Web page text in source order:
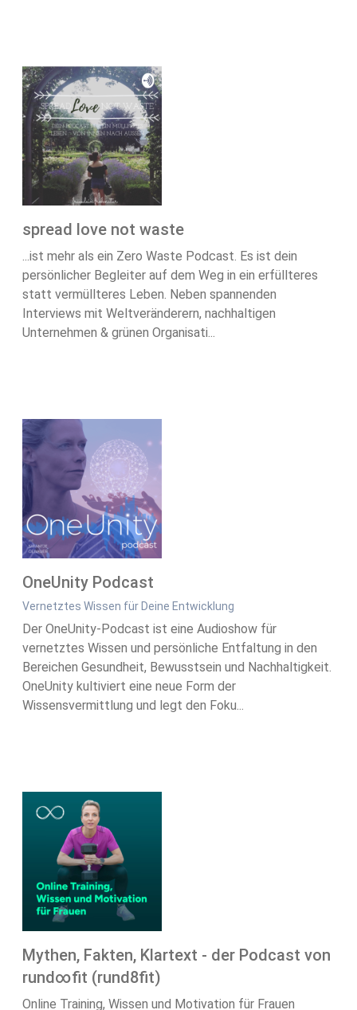
spread love not waste
...ist mehr als ein Zero Waste Podcast. Es ist dein
persönlicher Begleiter auf dem Weg in ein erfüllteres
statt vermüllteres Leben. Neben spannenden
Interviews mit Weltveränderern, nachhaltigen
Unternehmen & grünen Organisati...
OneUnity Podcast
Vernetztes Wissen für Deine Entwicklung
Der OneUnity-Podcast ist eine Audioshow für
vernetztes Wissen und persönliche Entfaltung in den
Bereichen Gesundheit, Bewusstsein und Nachhaltigkeit.
OneUnity kultiviert eine neue Form der
Wissensvermittlung und legt den Foku...
Mythen, Fakten, Klartext - der Podcast von
rund∞fit (rund8fit)
Online Training, Wissen und Motivation für Frauen